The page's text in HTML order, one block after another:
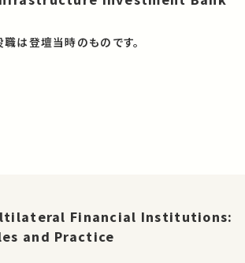
は登壇当時のものです。
Financial Institutions:
and Practice